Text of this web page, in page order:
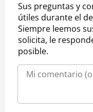
Sus preguntas y
útiles durante el
Siempre leemos
solicita, le
posible.